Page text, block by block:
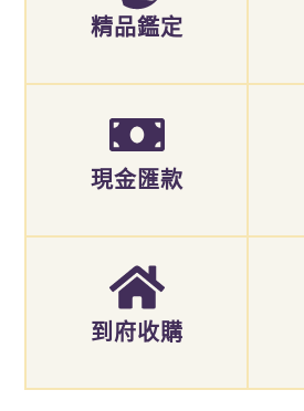
精品鑑定
現金匯款
到府收購